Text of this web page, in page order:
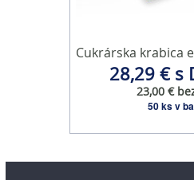
Cukrárska krabica
28,29 € s
23,00 €
50 ks v